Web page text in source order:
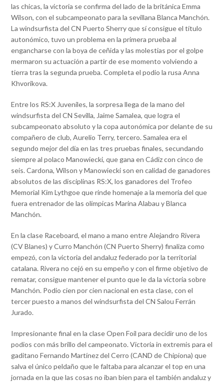
las chicas, la victoria se confirma del lado de la británica Emma
Wilson, con el subcampeonato para la sevillana Blanca Manchón.
La windsurfista del CN Puerto Sherry que sí consigue el título
autonómico, tuvo un problema en la primera prueba al
engancharse con la boya de ceñida y las molestias por el golpe
mermaron su actuación a partir de ese momento volviendo a
tierra tras la segunda prueba. Completa el podio la rusa Anna
Khvorikova.
Entre los RS:X Juveniles, la sorpresa llega de la mano del
windsurfista del CN Sevilla, Jaime Samalea, que logra el
subcampeonato absoluto y la copa autonómica por delante de su
compañero de club, Aurelio Terry, tercero. Samalea era el
segundo mejor del día en las tres pruebas finales, secundando
siempre al polaco Manowiecki, que gana en Cádiz con cinco de
seis. Cardona, Wilson y Manowiecki son en calidad de ganadores
absolutos de las disciplinas RS:X, los ganadores del Trofeo
Memorial Kim Lythgoe que rinde homenaje a la memoria del que
fuera entrenador de las olímpicas Marina Alabau y Blanca
Manchón.
En la clase Raceboard, el mano a mano entre Alejandro Rivera
(CV Blanes) y Curro Manchón (CN Puerto Sherry) finaliza como
empezó, con la victoria del andaluz federado por la territorial
catalana. Rivera no cejó en su empeño y con el firme objetivo de
rematar, consigue mantener el punto que le da la victoria sobre
Manchón. Podio cien por cien nacional en esta clase, con el
tercer puesto a manos del windsurfista del CN Salou Ferrán
Jurado.
Impresionante final en la clase Open Foil para decidir uno de los
podios con más brillo del campeonato. Victoria in extremis para el
gaditano Fernando Martínez del Cerro (CAND de Chipiona) que
salva el único peldaño que le faltaba para alcanzar el top en una
jornada en la que las cosas no iban bien para el también andaluz y